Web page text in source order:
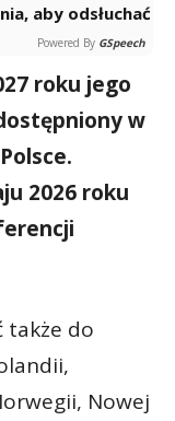
Powered By GSpeech
roku jego
w
2026 roku
także do
Nowej